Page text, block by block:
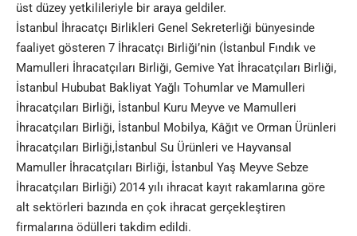
üst düzey yetkilileriyle bir araya geldiler.
İstanbul İhracatçı Birlikleri Genel Sekreterliği bünyesinde
faaliyet gösteren 7 İhracatçı Birliği’nin (İstanbul Fındık ve
Mamulleri İhracatçıları Birliği, Gemive Yat İhracatçıları Birliği,
İstanbul Hububat Bakliyat Yağlı Tohumlar ve Mamulleri
İhracatçıları Birliği, İstanbul Kuru Meyve ve Mamulleri
İhracatçıları Birliği, İstanbul Mobilya, Kâğıt ve Orman Ürünleri
İhracatçıları Birliği,İstanbul Su Ürünleri ve Hayvansal
Mamuller İhracatçıları Birliği, İstanbul Yaş Meyve Sebze
İhracatçıları Birliği) 2014 yılı ihracat kayıt rakamlarına göre
alt sektörleri bazında en çok ihracat gerçekleştiren
firmalarına ödülleri takdim edildi.